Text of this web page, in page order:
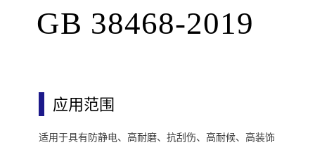
GB 38468-2019
应用范围
适用于具有防静电、高耐磨、抗刮伤、高耐候、高装饰